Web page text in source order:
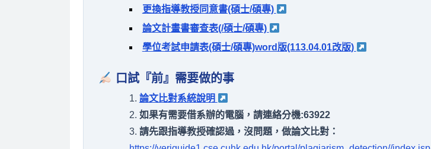
更換指導教授同意書(碩士/碩專)
論文計畫書審查表(/碩士/碩專)
學位考試申請表(碩士/碩專)word版(113.04.01改版)
口試『前』需要做的事
論文比對系統說明
如果有需要借系辦的電腦，請連絡分機:63922
請先跟指導教授確認過，沒問題，做論文比對：